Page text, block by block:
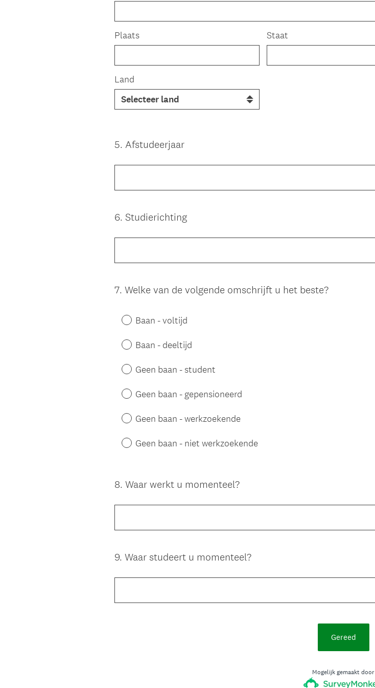
Plaats Staat
Land
Question
5. Afstudeerjaar
Question
6. Studierichting
Question
7. Welke van de volgende omschrijft u het beste?
Baan - voltijd
Baan - deeltijd
Geen baan - student
Geen baan - gepensioneerd
Geen baan - werkzoekende
Geen baan - niet werkzoekende
Question
8. Waar werkt u momenteel?
Question
9. Waar studeert u momenteel?
Gereed
Mogelijk gemaakt door